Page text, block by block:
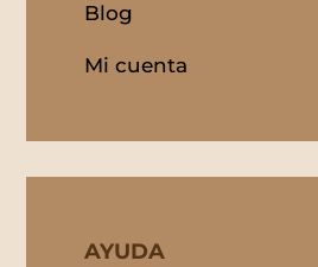
Blog
Mi cuenta
AYUDA